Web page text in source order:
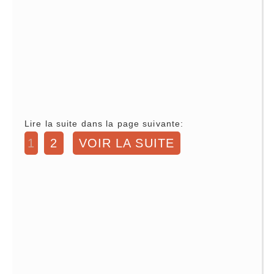
Lire la suite dans la page suivante:
1 2 VOIR LA SUITE